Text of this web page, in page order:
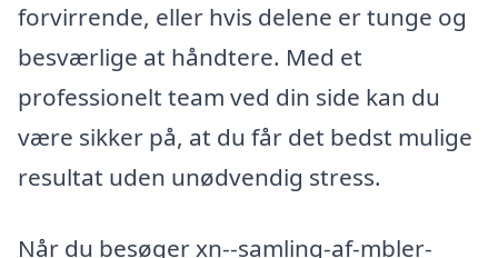
forvirrende, eller hvis delene er tunge og
besværlige at håndtere. Med et
professionelt team ved din side kan du
være sikker på, at du får det bedst mulige
resultat uden unødvendig stress.
Når du besøger xn--samling-af-mbler-